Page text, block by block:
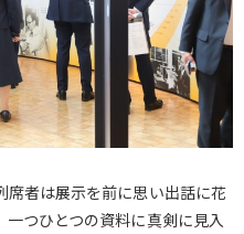
席者は展示を前に思い出話に花
つひとつの資料に真剣に見入